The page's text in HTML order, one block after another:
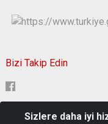
Bizi Takip Edin
Çavuşbey Mahallesi,
Sizlere daha iyi